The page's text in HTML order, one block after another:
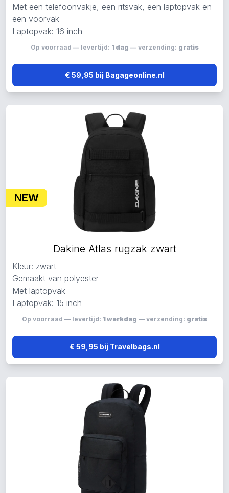
Met een telefoonvakje, een ritsvak, een laptopvak en
een voorvak
Laptopvak: 16 inch
Op voorraad — levertijd: 1 dag — verzending: gratis
€ 59,95 bij Bagageonline.nl
NEW
Dakine Atlas rugzak zwart
Kleur: zwart
Gemaakt van polyester
Met laptopvak
Laptopvak: 15 inch
Op voorraad — levertijd: 1 werkdag — verzending: gratis
€ 59,95 bij Travelbags.nl